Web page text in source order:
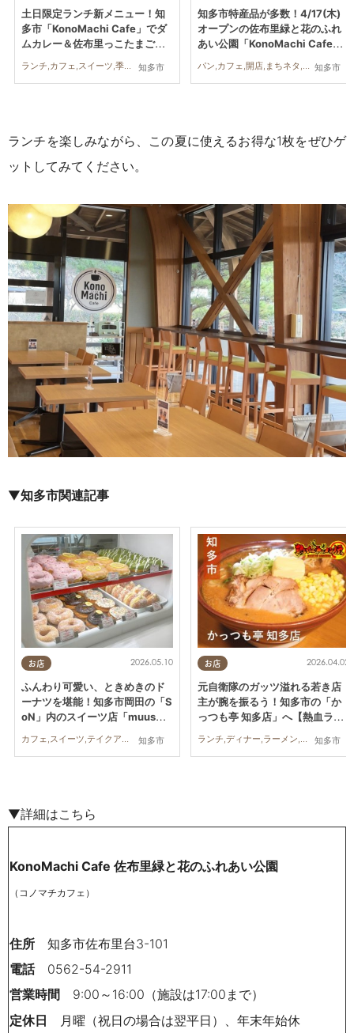
知多市
土日限定ランチ新メニュー！知
多市「KonoMachi Cafe」でダ
ムカレー＆佐布里っこたまごプ
知多市
知多市特産品が多数！4/17(木)
オープンの佐布里緑と花のふれ
あい公園「KonoMachi Cafe」
ランチを楽しみながら、この夏に使えるお得な1枚をぜひゲ
ットしてみてください。
▼知多市関連記事
お店
知多市
2026.05.10
ふんわり可愛い、ときめきのド
ーナツを堪能！知多市岡田の「S
oN」内のスイーツ店「muus」
カフェ,スイーツ,テイクアウト,行ってみたレポ
お店
知多市
2026.04.02
元自衛隊のガッツ溢れる若き店
主が腕を振るう！知多市の「か
っつも亭 知多店」へ【熱血ラー
ランチ,ディナー,ラーメン,連載
▼詳細はこちら
KonoMachi Cafe 佐布里緑と花のふれあい公園
（コノマチカフェ）
住所 知多市佐布里台3-101
電話 0562-54-2911
営業時間 9:00～16:00（施設は17:00まで）
定休日 月曜（祝日の場合は翌平日）、年末年始休